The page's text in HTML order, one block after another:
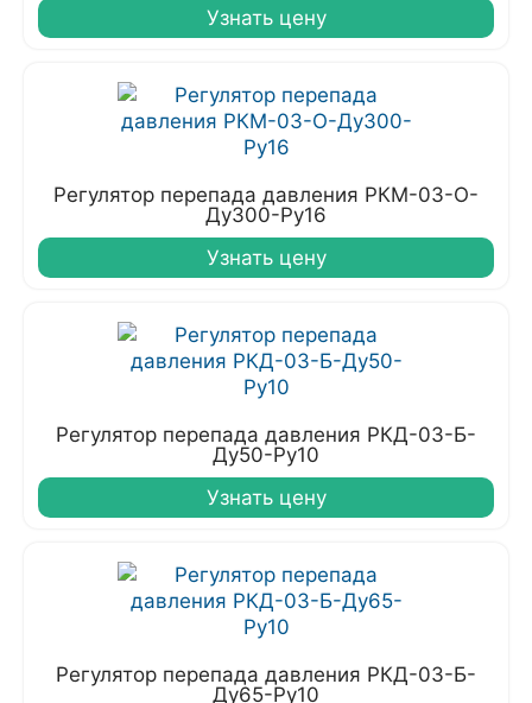
Узнать цену
Регулятор перепада давления РКМ-03-О-
Ду300-Ру16
Узнать цену
Регулятор перепада давления РКД-03-Б-
Ду50-Ру10
Узнать цену
Регулятор перепада давления РКД-03-Б-
Ду65-Ру10